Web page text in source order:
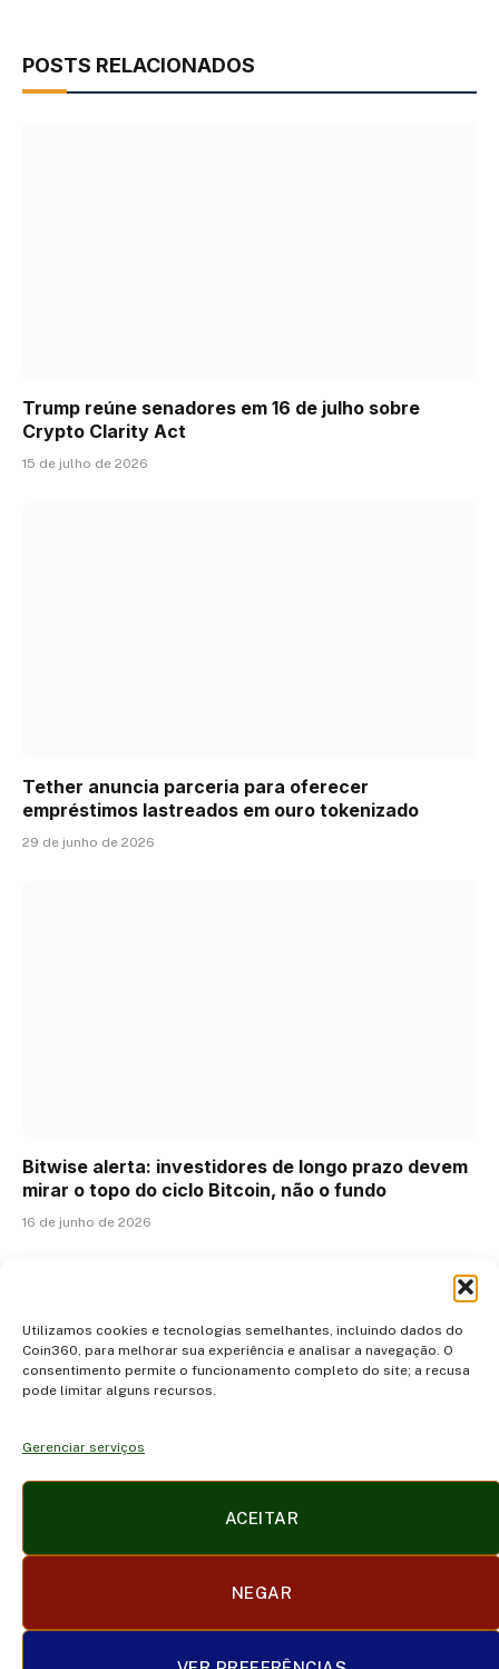
Utilizamos cookies e tecnologias semelhantes, incluindo dados do
Coin360, para melhorar sua experiência e analisar a navegação. O
consentimento permite o funcionamento completo do site; a recusa
pode limitar alguns recursos.
Gerenciar serviços
ACEITAR
NEGAR
POSTS RELACIONADOS
Trump reúne senadores em 16 de julho sobre
Crypto Clarity Act
15 de julho de 2026
Tether anuncia parceria para oferecer
empréstimos lastreados em ouro tokenizado
29 de junho de 2026
Bitwise alerta: investidores de longo prazo devem
mirar o topo do ciclo Bitcoin, não o fundo
16 de junho de 2026
(Twitter)
CONTATO TERMOS DE USO
TRABALHE CONOSCO